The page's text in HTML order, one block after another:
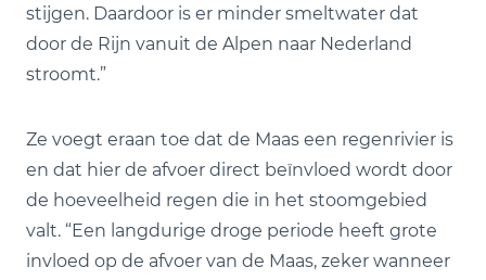
stijgen. Daardoor is er minder smeltwater dat
door de Rijn vanuit de Alpen naar Nederland
stroomt.”
Ze voegt eraan toe dat de Maas een regenrivier is
en dat hier de afvoer direct beïnvloed wordt door
de hoeveelheid regen die in het stoomgebied
valt. “Een langdurige droge periode heeft grote
invloed op de afvoer van de Maas, zeker wanneer